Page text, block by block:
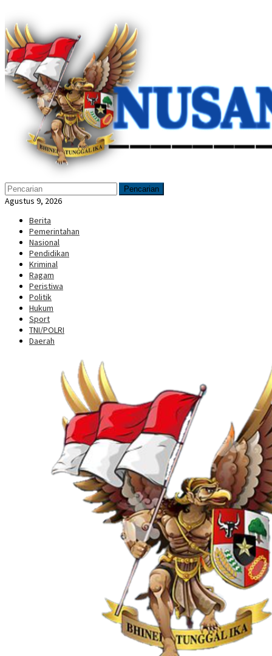
ke
konten
Mobile
Pencarian
Agustus 9, 2026
Berita
Pemerintahan
Nasional
Pendidikan
Kriminal
Ragam
Peristiwa
Politik
Hukum
Sport
TNI/POLRI
Daerah